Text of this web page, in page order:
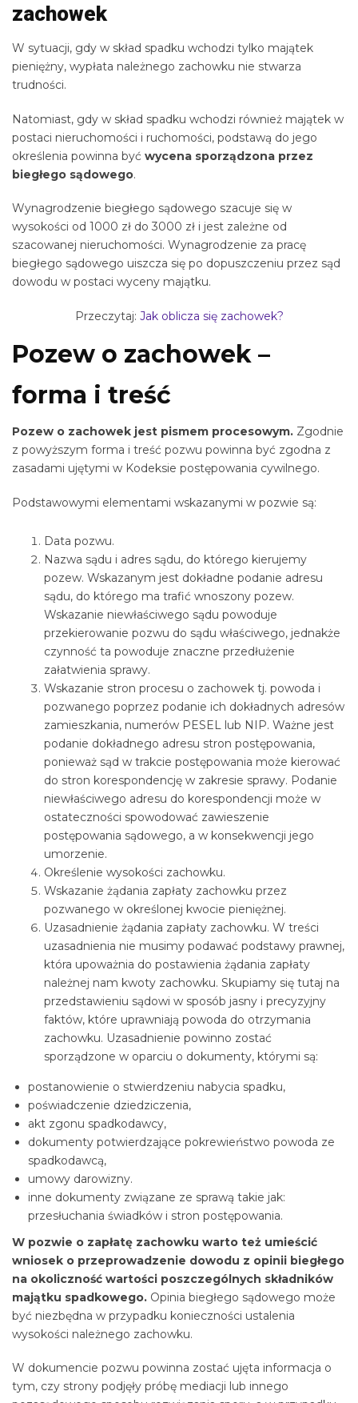
zachowek
W sytuacji, gdy w skład spadku wchodzi tylko majątek
pieniężny, wypłata należnego zachowku nie stwarza
trudności.
Natomiast, gdy w skład spadku wchodzi również majątek w
postaci nieruchomości i ruchomości, podstawą do jego
określenia powinna być wycena sporządzona przez
biegłego sądowego.
Wynagrodzenie biegłego sądowego szacuje się w
wysokości od 1000 zł do 3000 zł i jest zależne od
szacowanej nieruchomości. Wynagrodzenie za pracę
biegłego sądowego uiszcza się po dopuszczeniu przez sąd
dowodu w postaci wyceny majątku.
Przeczytaj: Jak oblicza się zachowek?
Pozew o zachowek –
forma i treść
Pozew o zachowek jest pismem procesowym. Zgodnie
z powyższym forma i treść pozwu powinna być zgodna z
zasadami ujętymi w Kodeksie postępowania cywilnego.
Podstawowymi elementami wskazanymi w pozwie są:
Data pozwu.
Nazwa sądu i adres sądu, do którego kierujemy
pozew. Wskazanym jest dokładne podanie adresu
sądu, do którego ma trafić wnoszony pozew.
Wskazanie niewłaściwego sądu powoduje
przekierowanie pozwu do sądu właściwego, jednakże
czynność ta powoduje znaczne przedłużenie
załatwienia sprawy.
Wskazanie stron procesu o zachowek tj. powoda i
pozwanego poprzez podanie ich dokładnych adresów
zamieszkania, numerów PESEL lub NIP. Ważne jest
podanie dokładnego adresu stron postępowania,
ponieważ sąd w trakcie postępowania może kierować
do stron korespondencję w zakresie sprawy. Podanie
niewłaściwego adresu do korespondencji może w
ostateczności spowodować zawieszenie
postępowania sądowego, a w konsekwencji jego
umorzenie.
Określenie wysokości zachowku.
Wskazanie żądania zapłaty zachowku przez
pozwanego w określonej kwocie pieniężnej.
Uzasadnienie żądania zapłaty zachowku. W treści
uzasadnienia nie musimy podawać podstawy prawnej,
która upoważnia do postawienia żądania zapłaty
należnej nam kwoty zachowku. Skupiamy się tutaj na
przedstawieniu sądowi w sposób jasny i precyzyjny
faktów, które uprawniają powoda do otrzymania
zachowku. Uzasadnienie powinno zostać
sporządzone w oparciu o dokumenty, którymi są:
postanowienie o stwierdzeniu nabycia spadku,
poświadczenie dziedziczenia,
akt zgonu spadkodawcy,
dokumenty potwierdzające pokrewieństwo powoda ze
spadkodawcą,
umowy darowizny.
inne dokumenty związane ze sprawą takie jak:
przesłuchania świadków i stron postępowania.
W pozwie o zapłatę zachowku warto też umieścić
wniosek o przeprowadzenie dowodu z opinii biegłego
na okoliczność wartości poszczególnych składników
majątku spadkowego. Opinia biegłego sądowego może
być niezbędna w przypadku konieczności ustalenia
wysokości należnego zachowku.
W dokumencie pozwu powinna zostać ujęta informacja o
tym, czy strony podjęły próbę mediacji lub innego